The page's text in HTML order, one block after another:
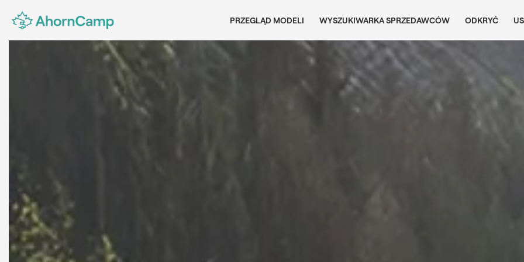
PRZEGLĄD MODELI WYSZUKIWARKA SPRZEDAWCÓW ODKRYĆ